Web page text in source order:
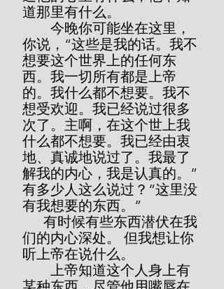
道那里有什么。
今晚你可能坐在这里，
你说，“这些是我的话。我不
想要这个世界上的任何东
⻄。我一切所有都是上帝
的。我什么都不想要。我不
想受欢迎。我已经说过很多
次了。主啊，在这个世上我
什么都不想要。我已经由衷
地、真诚地说过了。我最了
解我的内心，我是认真的。”
有多少人这么说过？“这里没
有我想要的东西。”
有时候有些东西潜伏在我
们的内心深处。 但我想让你
听上帝在说什么。
上帝知道这个人身上有